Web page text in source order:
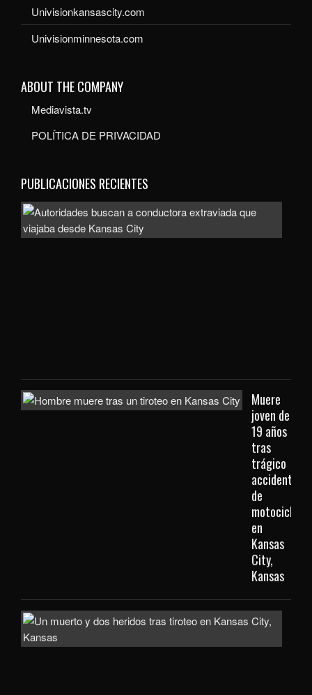
Univisionkansascity.com
Univisionminnesota.com
ABOUT THE COMPANY
Mediavista.tv
POLÍTICA DE PRIVACIDAD
PUBLICACIONES RECIENTES
Muere
joven de
19 años
tras
trágico
accidente
de
motocicleta
en
Kansas
City,
Kansas